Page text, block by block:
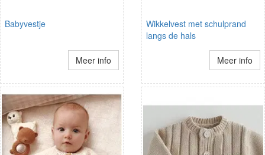
Babyvestje
Meer info
Wikkelvest met schulprand
langs de hals
Meer info